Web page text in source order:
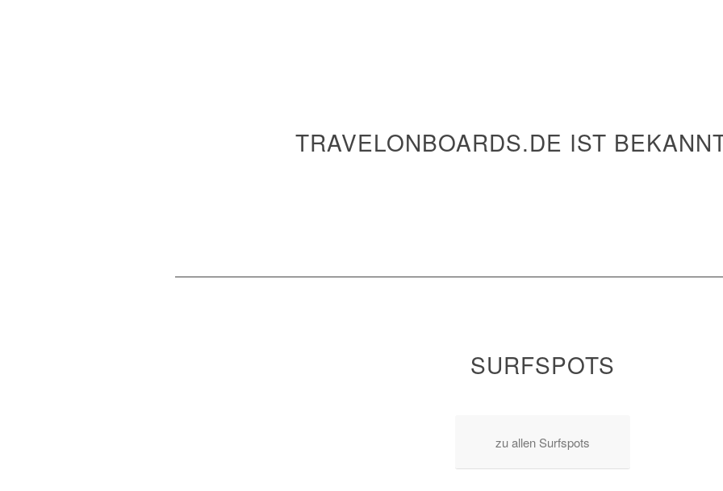
TRAVELONBOARDS.DE IST
SURFSPOTS
zu allen Surfspots